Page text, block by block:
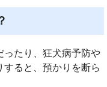
ったり、狂犬病予防や
ると、預かりを断ら